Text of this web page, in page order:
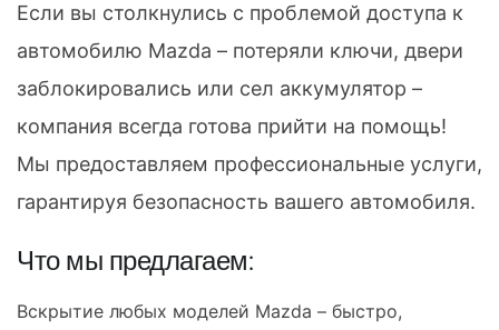
Если вы столкнулись с проблемой доступа к
автомобилю Mazda – потеряли ключи, двери
заблокировались или сел аккумулятор –
компания всегда готова прийти на помощь!
Мы предоставляем профессиональные услуги,
гарантируя безопасность вашего автомобиля.
Что мы предлагаем:
Вскрытие любых моделей Mazda – быстро,